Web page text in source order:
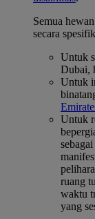
Semua
secara
Untuk
Dubai,
Untuk
Untuk
ruang
waktu
yang